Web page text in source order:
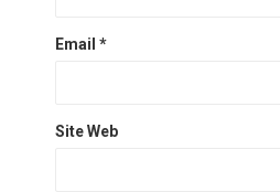
Email *
Site Web